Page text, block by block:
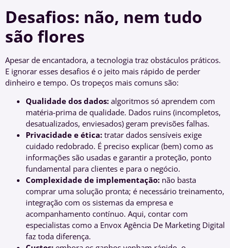
Desafios: não, nem tudo
são flores
Apesar de encantadora, a tecnologia traz obstáculos práticos.
E ignorar esses desafios é o jeito mais rápido de perder
dinheiro e tempo. Os tropeços mais comuns são:
Qualidade dos dados: algoritmos só aprendem com
matéria-prima de qualidade. Dados ruins (incompletos,
desatualizados, enviesados) geram previsões falhas.
Privacidade e ética: tratar dados sensíveis exige
cuidado redobrado. É preciso explicar (bem) como as
informações são usadas e garantir a proteção, ponto
fundamental para clientes e para o negócio.
Complexidade de implementação: não basta
comprar uma solução pronta; é necessário treinamento,
integração com os sistemas da empresa e
acompanhamento contínuo. Aqui, contar com
especialistas como a Envox Agência De Marketing Digital
faz toda diferença.